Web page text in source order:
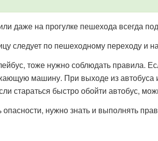
даже на прогулке пешехода всегда
следует по пешеходному переходу и
тоже нужно соблюдать правила.
машину. При выходе из автобуса
стараться быстро обойти автобус,
нужно знать и выполнять